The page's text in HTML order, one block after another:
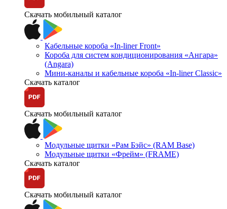
Скачать мобильный каталог
Кабельные короба «In-liner Front»
Короба для систем кондиционирования «Ангара»
(Angara)
Мини-каналы и кабельные короба «In-liner Classic»
Скачать каталог
Скачать мобильный каталог
Модульные щитки «Рам Бэйс» (RAM Base)
Модульные щитки «Фрейм» (FRAME)
Скачать каталог
Скачать мобильный каталог